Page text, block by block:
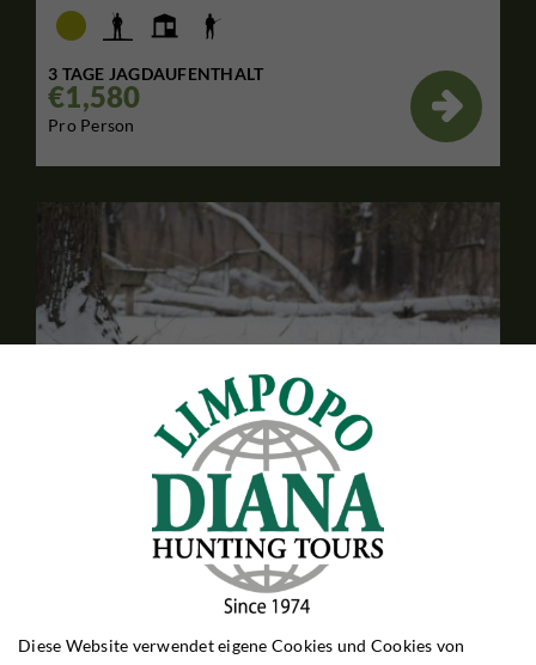
3 TAGE JAGDAUFENTHALT
€1,580
Pro Person

Drückjagd in Kliniska
deutschen Grenze entfernt in Nordwest-Polen. Die
Diese Website verwendet eigene Cookies und Cookies von